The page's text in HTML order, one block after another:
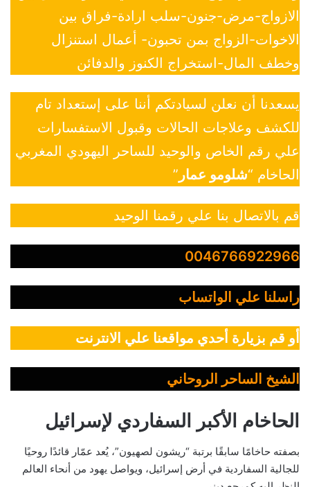
الازواج-مرض-جنون-سلب ارادة-فراق بين
الاخوات-الزواج بمن تحبون- أعمال استنزال
وخطف المال-استخراج الكنوز والدفائن
يسعدنا أن نعلن لسيادتكم أننا على إستعداد تام
للكشف وعلاجات الحالات وقبول الاستفسارات
علي رقم الخاص والوحيد للساحر اليهودي المغربي
الحاخام “شلومو عمار ”
قم بالاتصال بنا علي رقمنا الوحيد
0046766922966
راسلنا علي الواتساب
أو قم بزيارة أحدي مواقعنا علي الانترنت
الشيخ الساحر الروحاني
الحاخام الأكبر السفاردي لإسرائيل
بصفته حاخامًا سابقًا برتبة “ريشون لصهيون”، يُعد عمّار قائدًا روحيًا
للجالية السفاردية في أرض إسرائيل، ويواصل يهود من أنحاء العالم